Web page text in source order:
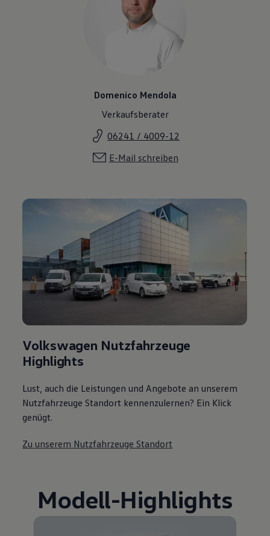
Domenico Mendola
Verkaufsberater
06241 / 4009-12
E-Mail schreiben
Volkswagen Nutzfahrzeuge
Highlights
Lust, auch die Leistungen und Angebote an unserem
Nutzfahrzeuge Standort kennenzulernen? Ein Klick
genügt.
Zu unserem Nutzfahrzeuge Standort
Modell-Highlights